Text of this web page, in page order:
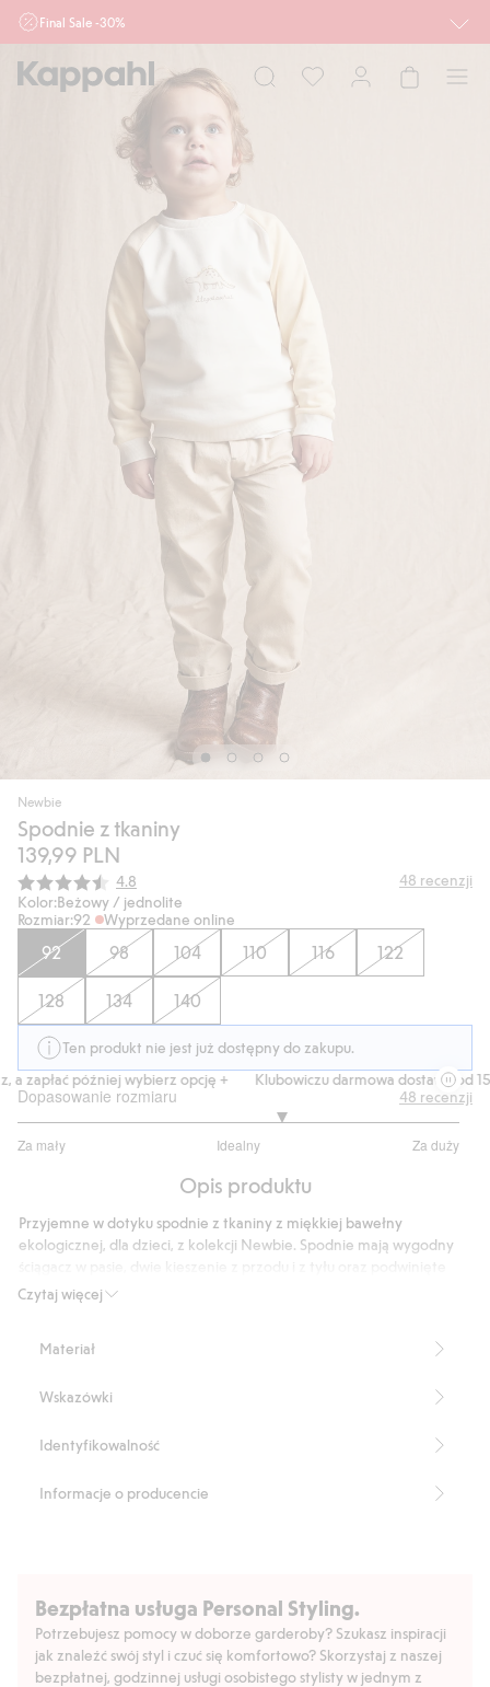
Final Sale -30%
działu outlet do 10.8 w sklepach Kappahl i Newbie oraz na kappahl.com. Ofert
nie łączymy
Mężczyzna Dziecko
Newbie
Spodnie z tkaniny
139,99 PLN
Średnia ocena:
4.8 48 recenzji
Kolor:Beżowy / jednolite
Rozmiar:92 Wyprzedane online
92 98 104 110 116 122
128 134 140
Ten produkt nie jest już dostępny do zakupu.
zapłać później wybierz opcję +
Klubowiczu darmowa dostawa od 150
Dopasowanie rozmiaru
Za mały Idealny Za duży
na
41
głosów
48 recenzji
Opis produktu
Czytaj więcej
Przyjemne w dotyku spodnie z tkaniny z miękkiej bawełny
ekologicznej, dla dzieci, z kolekcji Newbie. Spodnie mają wygodny
nogawki.
Materiał
Wskazówki
Identyfikowalność
Informacje o producencie
Bezpłatna usługa Personal Styling.
Potrzebujesz pomocy w doborze garderoby? Szukasz inspiracji
jak znaleźć swój styl i czuć się komfortowo? Skorzystaj z naszej
bezpłatnej, godzinnej usługi osobistego stylisty w jednym z